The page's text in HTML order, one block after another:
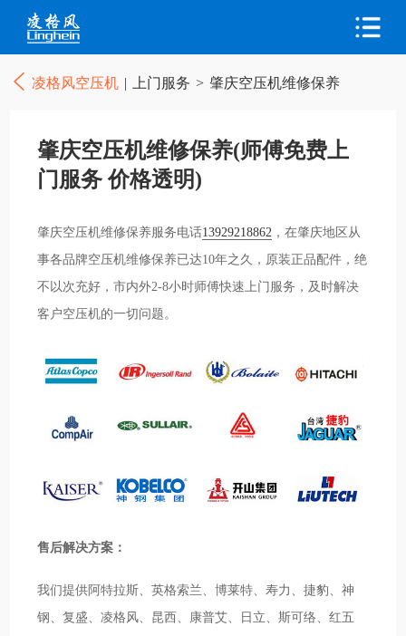
凌格风空压机 | 上门服务 > 肇庆空压机维修保养
肇庆空压机维修保养(师傅免费上
门服务 价格透明)
肇庆空压机维修保养服务电话13929218862 ，在肇庆地区从
事各品牌空压机维修保养已达10年之久，原装正品配件，绝
不以次充好，市内外2-8小时师傅快速上门服务，及时解决
客户空压机的一切问题。
售后解决方案：
我们提供阿特拉斯、英格索兰、博莱特、寿力、捷豹、神
钢、复盛、凌格风、昆西、康普艾、日立、斯可络、红五